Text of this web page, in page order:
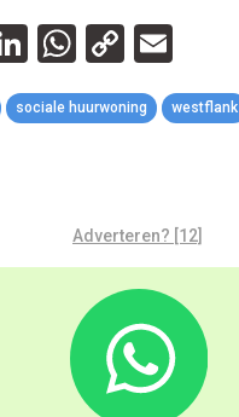
LinkedIn
WhatsApp
Copy
Link
sociale huurwoning westflank
Adverteren? [12]